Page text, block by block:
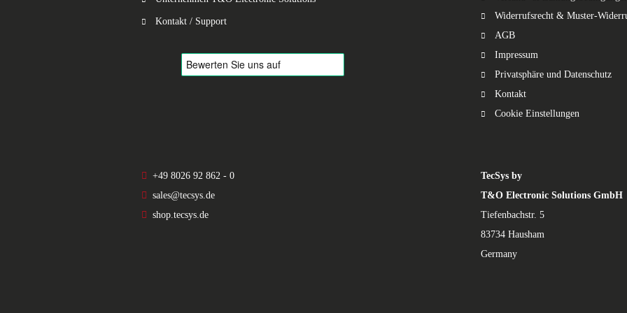
Kontakt / Support
Widerrufsrecht & Muster-
AGB
Impressum
Privatsphäre und Datenschutz
Kontakt
Cookie Einstellungen
+49 8026 92 862 - 0
sales@tecsys.de
shop.tecsys.de
TecSys by
T&O Electronic Solutions GmbH
Tiefenbachstr. 5
83734 Hausham
Germany